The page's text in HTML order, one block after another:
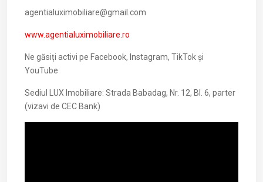
agentialuximobiliare@gmail.com
www.agentialuximobiliare.ro
Ne găsiți activi pe Facebook, Instagram, TikTok și
YouTube
Sediul LUX Imobiliare: Strada Babadag, Nr. 12, Bl. 6, parter
(vizavi de CEC Bank)